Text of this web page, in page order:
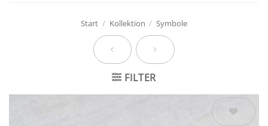
Start / Kollektion / Symbole
FILTER